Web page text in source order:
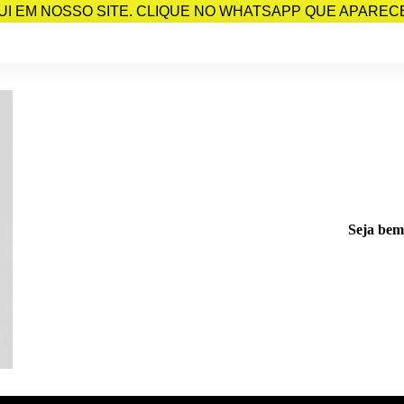
EM NOSSO SITE. CLIQUE NO WHATSAPP QUE
Seja